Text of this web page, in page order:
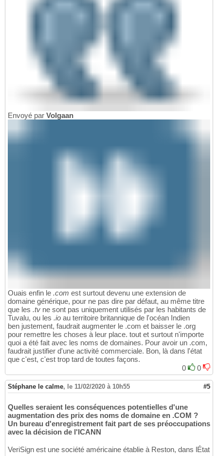
Envoyé par Volgaan
Ouais enfin le .com est surtout devenu une extension de
domaine générique, pour ne pas dire par défaut, au même titre
que les .tv ne sont pas uniquement utilisés par les habitants de
Tuvalu, ou les .io au territoire britannique de l'océan Indien
ben justement, faudrait augmenter le .com et baisser le .org
pour remettre les choses à leur place. tout et surtout n'importe
quoi a été fait avec les noms de domaines. Pour avoir un .com,
faudrait justifier d'une activité commerciale. Bon, là dans l'état
que c'est, c'est trop tard de toutes façons.
0
0
Stéphane le calme, le 11/02/2020 à 10h55 #5
Quelles seraient les conséquences potentielles d'une
augmentation des prix des noms de domaine en .COM ?
Un bureau d'enregistrement fait part de ses préoccupations
avec la décision de l'ICANN
VeriSign est une société américaine établie à Reston, dans lÉtat